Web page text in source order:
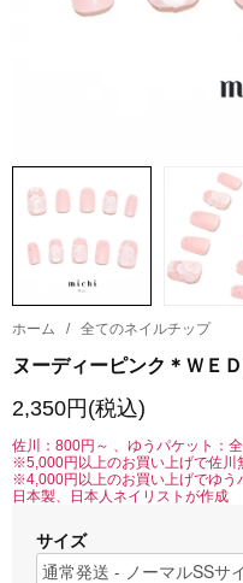
ホーム / 全てのネイルチップ
ヌーディーピンク＊ＷＥ
2,350円(税込)
佐川：800円～ 、ゆうパケット：
※5,000円以上のお買い上げで佐川
※4,000円以上のお買い上げでゆう
日本製、日本人ネイリストが作成
サイズ